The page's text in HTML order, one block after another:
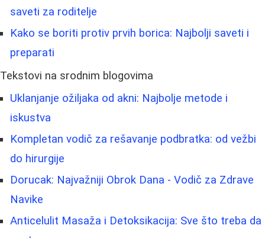
saveti za roditelje
Kako se boriti protiv prvih borica: Najbolji saveti i
preparati
Tekstovi na srodnim blogovima
Uklanjanje ožiljaka od akni: Najbolje metode i
iskustva
Kompletan vodič za rešavanje podbratka: od vežbi
do hirurgije
Dorucak: Najvažniji Obrok Dana - Vodič za Zdrave
Navike
Anticelulit Masaža i Detoksikacija: Sve što treba da